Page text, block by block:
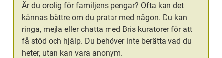
Är du orolig för familjens pengar? Ofta kan det
kännas bättre om du pratar med någon. Du kan
ringa, mejla eller chatta med Bris kuratorer för att
få stöd och hjälp. Du behöver inte berätta vad du
heter, utan kan vara anonym.